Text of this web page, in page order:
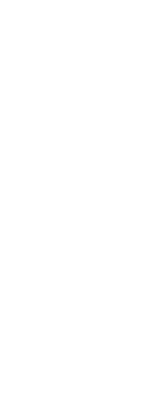
カウンセラーさ
事が出来まし